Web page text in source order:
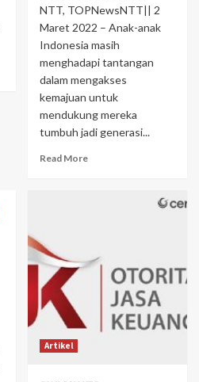
NTT, TOPNewsNTT|| 2
Maret 2022 – Anak-anak
Indonesia masih
menghadapi tantangan
dalam mengakses
kemajuan untuk
mendukung mereka
tumbuh jadi generasi...
Read More
Artikel